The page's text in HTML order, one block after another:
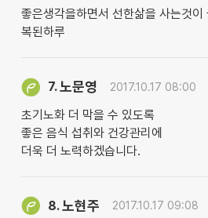
좋은생각을하면서 선한삶을 사는것
복된하루
7.노문영 2017.10.17 08:00
초기노화 더 막을 수 있도록
좋은 음식 섭취와 건강관리에
더욱 더 노력하겠습니다.
8.노현주 2017.10.17 09:08